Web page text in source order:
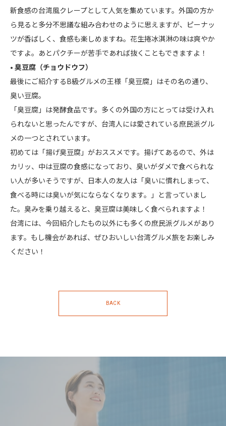
新食感の台湾風クレープとして人気を集めています。外国の方か
ら見ると多分不思議な組み合わせのように思えますが、ピーナッ
ツが香ばしく、食感も楽しめますね。花生捲冰淇淋の味は爽やか
ですよ。あとパクチーが苦手であれば抜くこともできますよ！
• 臭豆腐（チョウドウフ）
最後にご紹介するB級グルメの王様「臭豆腐」はその名の通り、
臭い豆腐。
「臭豆腐」は発酵食品です。多くの外国の方にとっては受け入れ
られないと思ったんですが、台湾人には愛されている庶民派グル
メの一つとされています。
初めては「揚げ臭豆腐」がおススメです。揚げてあるので、外は
カリッ、中は豆腐の食感になっており、臭いがダメで食べられな
い人が多いそうですが、日本人の友人は「臭いに慣れしまって、
食べる時には臭いが気にならなくなります。」と言っていまし
た。臭みを乗り越えると、臭豆腐は美味しく食べられますよ！
台湾には、今回紹介したもの以外にも多くの庶民派グルメがあり
ます。もし機会があれば、ぜひおいしい台湾グルメ旅をお楽しみ
ください！
BACK